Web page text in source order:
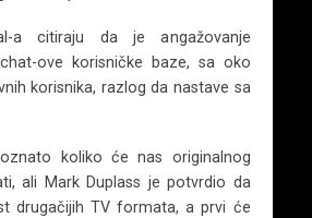
a citiraju da je angažovanje
ove korisničke baze, sa oko
korisnika, razlog da nastave sa
koliko će nas originalnog
ali Mark Duplass je potvrdio da
drugačijih TV formata, a prvi će